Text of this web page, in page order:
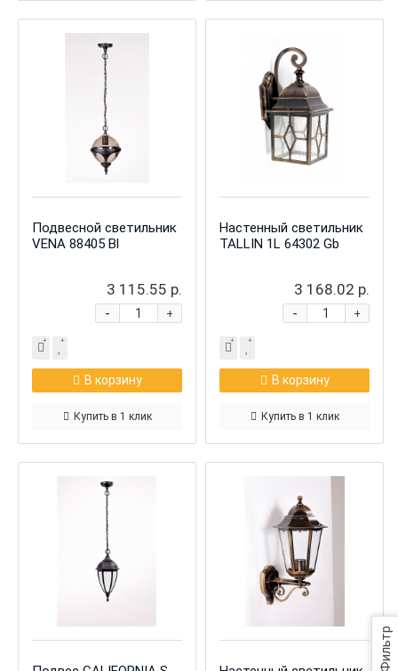
Фильтр
Подвесной светильник
VENA 88405 Bl
3 115.55 р.
+
-
В корзину
Купить в 1 клик
Настенный светильник
TALLIN 1L 64302 Gb
3 168.02 р.
+
-
В корзину
Купить в 1 клик